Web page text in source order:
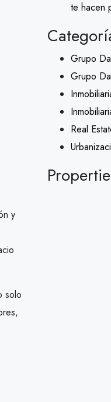
y
solo
te hacen
Grupo
Grupo
Real